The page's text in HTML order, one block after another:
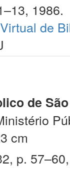
1986.
de
de
cm
p.